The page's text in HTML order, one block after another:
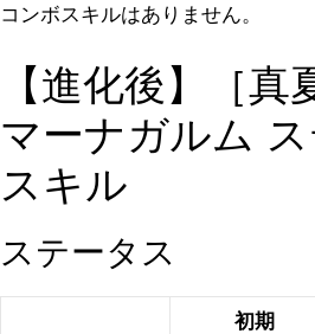
コンボスキルはありません。
【進化後】［真
マーナガルム ス
スキル
ステータス
初期